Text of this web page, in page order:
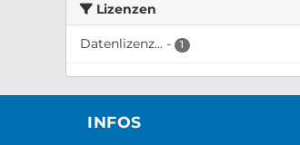
Lizenzen
Datenlizenz... - 1
INFOS